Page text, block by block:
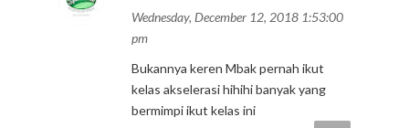
Wednesday, December 12, 2018 1:53:00
pm
Bukannya keren Mbak pernah ikut
kelas akselerasi hihihi banyak yang
bermimpi ikut kelas ini